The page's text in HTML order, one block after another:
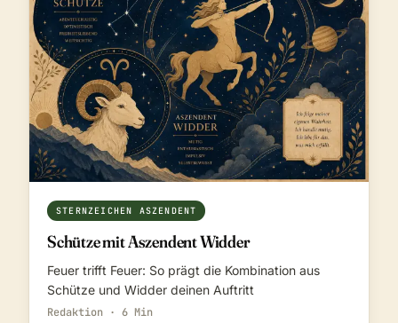
STERNZEICHEN ASZENDENT
Schütze mit Aszendent Widder
Feuer trifft Feuer: So prägt die Kombination aus
Schütze und Widder deinen Auftritt
Redaktion · 6 Min